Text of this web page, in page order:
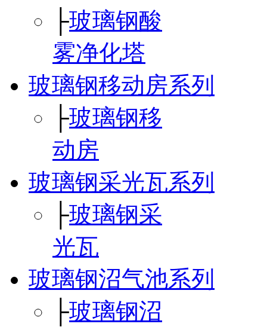
├玻璃钢酸
雾净化塔
玻璃钢移动房系列
├玻璃钢移
动房
玻璃钢采光瓦系列
├玻璃钢采
光瓦
玻璃钢沼气池系列
├玻璃钢沼